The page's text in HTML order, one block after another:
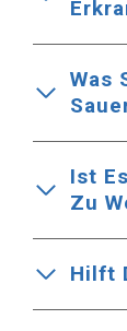
Was
Ist
Zu
Hilft